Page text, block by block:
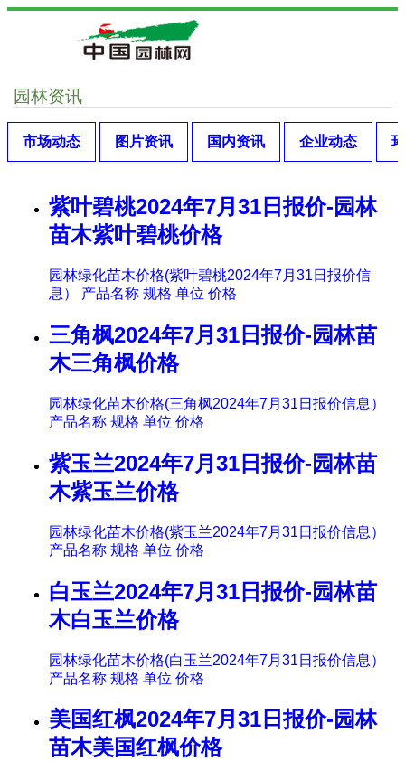
园林资讯
市场动态 图片资讯 国内资讯 企业动态
紫叶碧桃2024年7月31日报价-园林
苗木紫叶碧桃价格
园林绿化苗木价格(紫叶碧桃2024年7月31日报价信
息） 产品名称 规格 单位 价格
三角枫2024年7月31日报价-园林苗
木三角枫价格
园林绿化苗木价格(三角枫2024年7月31日报价信息）
产品名称 规格 单位 价格
紫玉兰2024年7月31日报价-园林苗
木紫玉兰价格
园林绿化苗木价格(紫玉兰2024年7月31日报价信息）
产品名称 规格 单位 价格
白玉兰2024年7月31日报价-园林苗
木白玉兰价格
园林绿化苗木价格(白玉兰2024年7月31日报价信息）
产品名称 规格 单位 价格
美国红枫2024年7月31日报价-园林
苗木美国红枫价格